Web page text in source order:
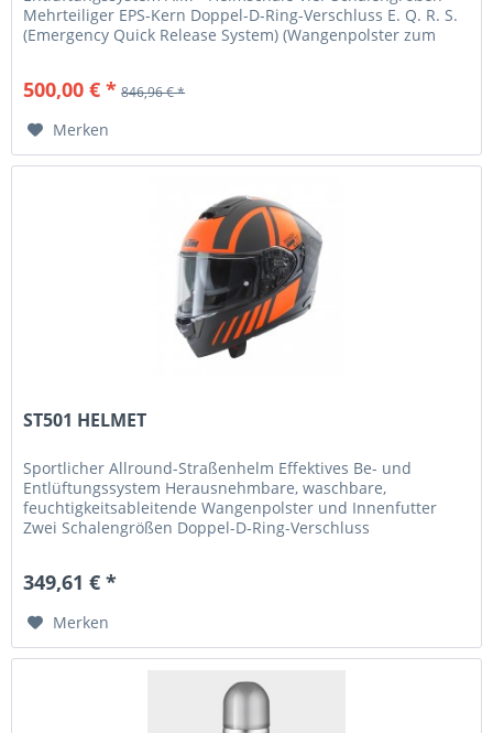
Mehrteiliger EPS-Kern Doppel-D-Ring-Verschluss E. Q. R. S.
(Emergency Quick Release System) (Wangenpolster zum
500,00 € * 846,96 € *
Merken
ST501 HELMET
Sportlicher Allround-Straßenhelm Effektives Be- und
Entlüftungssystem Herausnehmbare, waschbare,
feuchtigkeitsableitende Wangenpolster und Innenfutter
Zwei Schalengrößen Doppel-D-Ring-Verschluss
349,61 € *
Merken